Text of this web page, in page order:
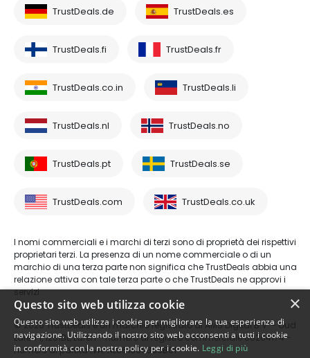
TrustDeals.de TrustDeals.es
TrustDeals.fi TrustDeals.fr
TrustDeals.co.in TrustDeals.li
TrustDeals.nl TrustDeals.no
TrustDeals.pt TrustDeals.se
TrustDeals.com TrustDeals.co.uk
I nomi commerciali e i marchi di terzi sono di proprietà dei rispettivi
proprietari terzi. La presenza di un nome commerciale o di un
marchio di una terza parte non significa che TrustDeals abbia una
relazione attiva con tale terza parte o che TrustDeals ne approvi i
servizi.
© 2026 TrustDeals è un marchio registrato di AMS Digital B.V. - Oud
Laren 1, 1251BL, Laren - numero di registro commerciale 80264174 -
numero di partita IVA: NL861609360B01
×
Questo sito web utilizza cookie
Questo sito web utilizza i cookie per migliorare la tua esperienza di
navigazione. Utilizzando il nostro sito web acconsenti a tutti i cookie
in conformità con la nostra policy per i cookie. Leggi di più